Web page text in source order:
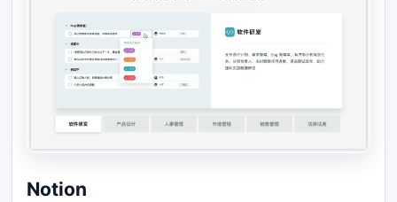
Notion